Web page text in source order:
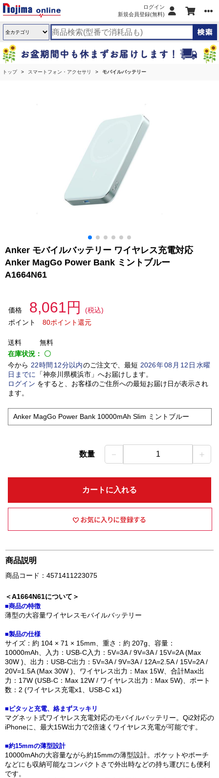
ログイン
新規会員登録(無料)
トップ スマートフォン・アクセサリ モバイルバッテリー
Anker モバイルバッテリー ワイヤレス充電対応
Anker MagGo Power Bank ミントブルー
A1664N61
価格 8,061円
(税込)
ポイント
80ポイント還元
送料
無料
在庫状況： 〇
今から 22時間 12分以内のご注文で、最短 2026年08 月 12 日水曜
日 までに 「神奈川県横浜市」 へお届けします。
ログイン をすると、お客様のご住所への最短お届け日が表示され
ます。
Anker MagGo Power Bank 10000mAh Slim ミントブルー
数量 － 1 ＋
カートに入れる
商品説明
商品コード：4571411223075
＜A1664N61について＞
■商品の特徴
薄型の大容量ワイヤレスモバイルバッテリー
■製品の仕様
サイズ：約 104 × 71 × 15mm、重さ：約 207g、容量：
10000mAh、入力：USB-C入力：5V=3A / 9V=3A / 15V=2A (Max
30W )、出力：USB-C出力：5V=3A / 9V=3A / 12A=2.5A / 15V=2A /
20V=1.5A (Max 30W )、ワイヤレス出力：Max 15W、合計Max出
力：17W (USB-C：Max 12W / ワイヤレス出力：Max 5W)、ポート
数：2 (ワイヤレス充電x1、USB-C x1)
■ピタッと充電、絡まずスッキリ
マグネット式ワイヤレス充電対応のモバイルバッテリー。Qi2対応の
iPhoneに、最大15W出力で2倍速くワイヤレス充電が可能です。
■約15mmの薄型設計
10000mAhの大容量ながら約15mmの薄型設計。ポケットやポーチ
などにも収納可能なコンパクトさで外出時などの持ち運びにも便利
です。